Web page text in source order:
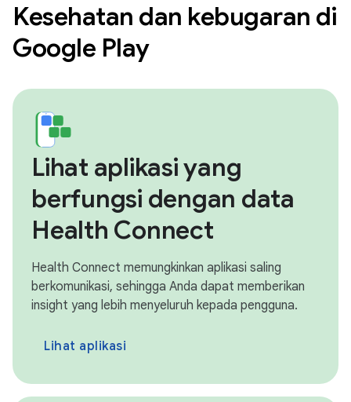
Kesehatan dan kebugaran di
Google Play
Lihat aplikasi yang
berfungsi dengan data
Health Connect
Health Connect memungkinkan aplikasi saling
berkomunikasi, sehingga Anda dapat memberikan
insight yang lebih menyeluruh kepada pengguna.
Lihat aplikasi